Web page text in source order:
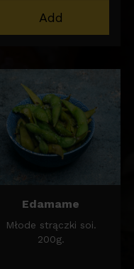
Add
Edamame
Młode strączki soi.
200g.